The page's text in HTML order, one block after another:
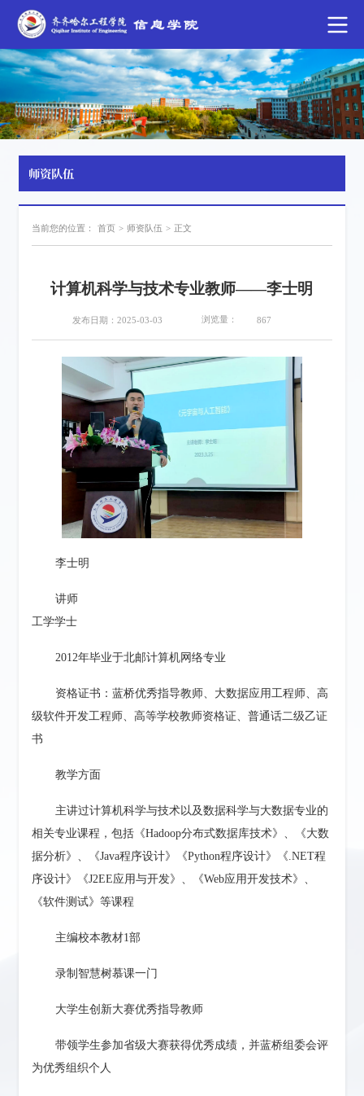
师资队伍
当前您的位置： 首页 > 师资队伍 > 正文
计算机科学与技术专业教师——李士明
发布日期：2025-03-03 浏览量： 867
李士明
讲师
工学学士
2012年毕业于北邮计算机网络专业
资格证书：蓝桥优秀指导教师、大数据应用工程师、高
级软件开发工程师、高等学校教师资格证、普通话二级乙证
书
教学方面
主讲过计算机科学与技术以及数据科学与大数据专业的
相关专业课程，包括《Hadoop分布式数据库技术》、
《大数
据分析》 、 《Java程序设计》《Python程序设计》《.NET程
序设计》《J2EE应用与开发》 、《Web应用开发技术》、
《软件测试》等课程
主编校本教材1部
录制智慧树慕课一门
大学生创新大赛优秀指导教师
带领学生参加省级大赛获得优秀成绩，并蓝桥组委会评
为优秀组织个人